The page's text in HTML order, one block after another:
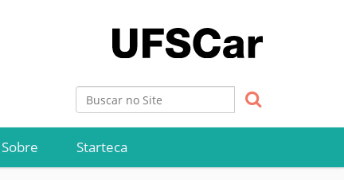
Busca
Sobre Starteca